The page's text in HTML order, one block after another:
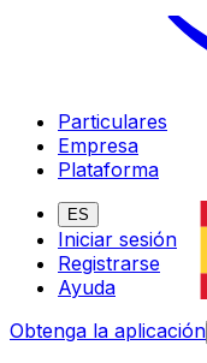
Particulares
Empresa
Plataforma
ES
Iniciar sesión
Registrarse
Ayuda
Obtenga la aplicación